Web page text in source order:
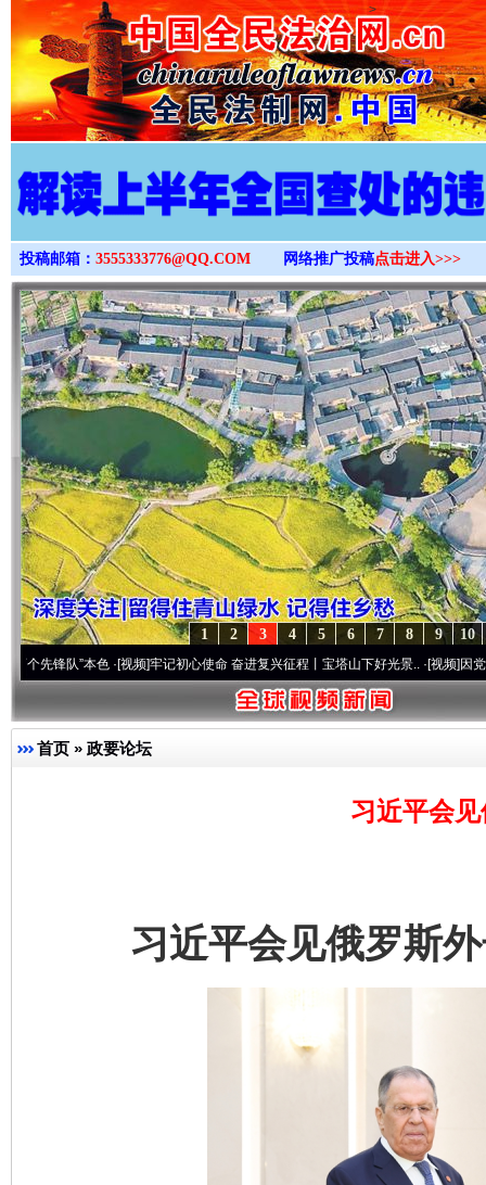
>
投稿邮箱： 3555333776@QQ.COM 网络推广投稿点击进入>>>
10
9
8
7
6
5
4
3
2
1
”本色·[视频]牢记初心使命 奋进复兴征程丨宝塔山下好光景..·[视频]因党而生 为党
首页 » 政要论坛
习近平会
习近平会见俄罗斯外